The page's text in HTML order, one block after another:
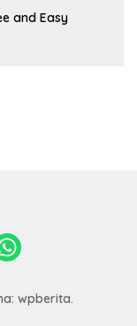
and Easy
wpberita.